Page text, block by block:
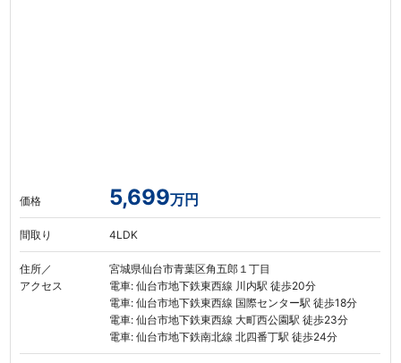
価格 5,699万円
間取り 4LDK
住所／
アクセス
宮城県仙台市青葉区角五郎１丁目
電車: 仙台市地下鉄東西線 川内駅 徒歩20分
電車: 仙台市地下鉄東西線 国際センター駅 徒歩18分
電車: 仙台市地下鉄東西線 大町西公園駅 徒歩23分
電車: 仙台市地下鉄南北線 北四番丁駅 徒歩24分